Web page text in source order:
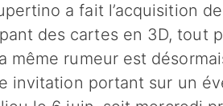
a fait l’acquisition
des cartes en 3D, tout
même rumeur est
invitation portant sur un